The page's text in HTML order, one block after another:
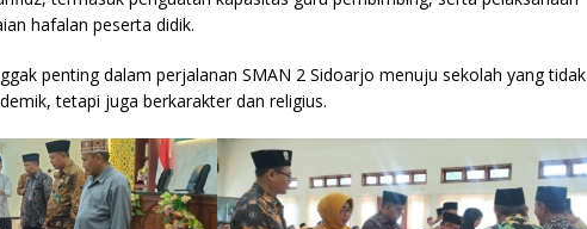
hafalan peserta didik.
penting dalam perjalanan SMAN 2 Sidoarjo menuju sekolah yang tidak
tetapi juga berkarakter dan religius.